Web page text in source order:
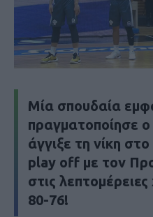
Μία σπουδαία
πραγματοποίησε
άγγιξε τη νίκη
play off με τον
στις
80-76!